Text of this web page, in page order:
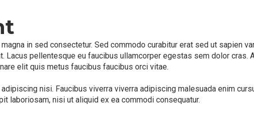
in sed consectetur. Sed commodo curabitur erat sed ut sapien
Lacus pellentesque eu faucibus ullamcorper egestas sem dolor
elit quis metus faucibus faucibus orci vitae.
nisi. Faucibus viverra viverra adipiscing malesuada enim
laboriosam, nisi ut aliquid ex ea commodi consequatur.